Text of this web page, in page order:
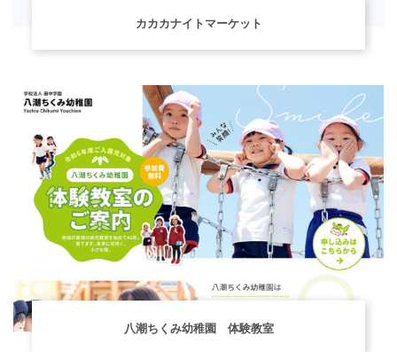
カカカナイトマーケット
八潮ちくみ幼稚園 体験教室